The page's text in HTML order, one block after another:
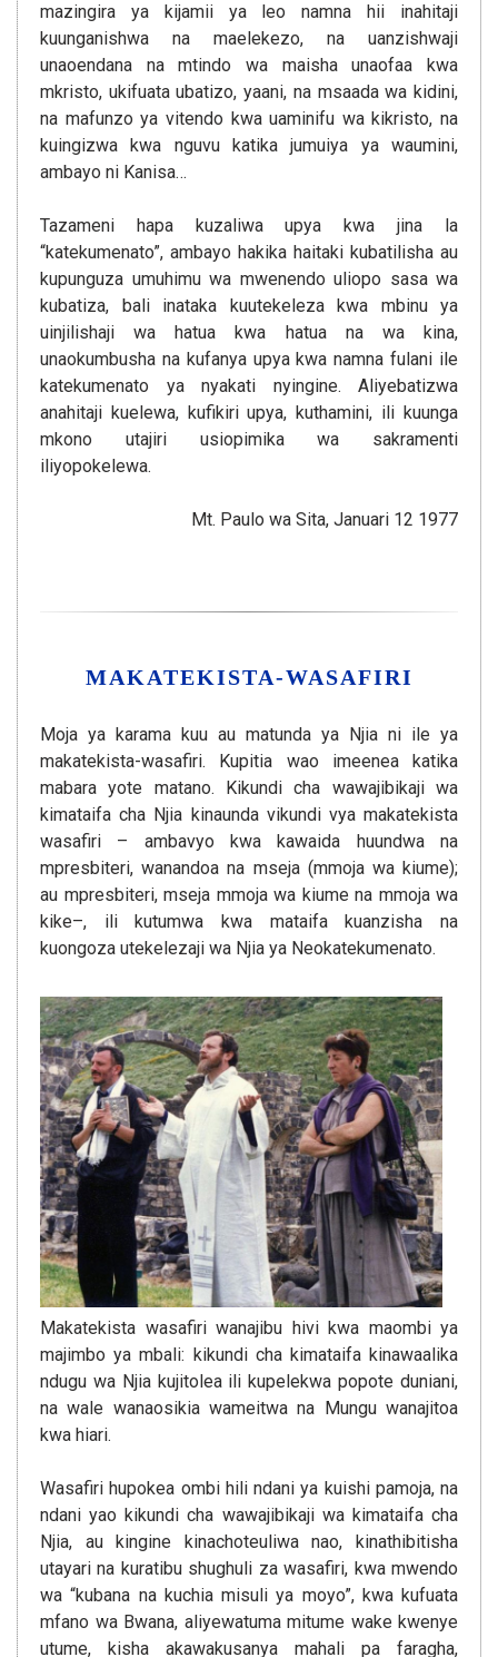
mazingira ya kijamii ya leo namna hii inahitaji
kuunganishwa na maelekezo, na uanzishwaji
unaoendana na mtindo wa maisha unaofaa kwa
mkristo, ukifuata ubatizo, yaani, na msaada wa kidini,
na mafunzo ya vitendo kwa uaminifu wa kikristo, na
kuingizwa kwa nguvu katika jumuiya ya waumini,
ambayo ni Kanisa…
Tazameni hapa kuzaliwa upya kwa jina la
“katekumenato”, ambayo hakika haitaki kubatilisha au
kupunguza umuhimu wa mwenendo uliopo sasa wa
kubatiza, bali inataka kuutekeleza kwa mbinu ya
uinjilishaji wa hatua kwa hatua na wa kina,
unaokumbusha na kufanya upya kwa namna fulani ile
katekumenato ya nyakati nyingine. Aliyebatizwa
anahitaji kuelewa, kufikiri upya, kuthamini, ili kuunga
mkono utajiri usiopimika wa sakramenti
iliyopokelewa.
Mt. Paulo wa Sita, Januari 12 1977
MAKATEKISTA-WASAFIRI
Moja ya karama kuu au matunda ya Njia ni ile ya
makatekista-wasafiri. Kupitia wao imeenea katika
mabara yote matano. Kikundi cha wawajibikaji wa
kimataifa cha Njia kinaunda vikundi vya makatekista
wasafiri – ambavyo kwa kawaida huundwa na
mpresbiteri, wanandoa na mseja (mmoja wa kiume);
au mpresbiteri, mseja mmoja wa kiume na mmoja wa
kike–, ili kutumwa kwa mataifa kuanzisha na
kuongoza utekelezaji wa Njia ya Neokatekumenato.
Makatekista wasafiri wanajibu hivi kwa maombi ya
majimbo ya mbali: kikundi cha kimataifa kinawaalika
ndugu wa Njia kujitolea ili kupelekwa popote duniani,
na wale wanaosikia wameitwa na Mungu wanajitoa
kwa hiari.
Wasafiri hupokea ombi hili ndani ya kuishi pamoja, na
ndani yao kikundi cha wawajibikaji wa kimataifa cha
Njia, au kingine kinachoteuliwa nao, kinathibitisha
utayari na kuratibu shughuli za wasafiri, kwa mwendo
wa “kubana na kuchia misuli ya moyo”, kwa kufuata
mfano wa Bwana, aliyewatuma mitume wake kwenye
utume, kisha akawakusanya mahali pa faragha,